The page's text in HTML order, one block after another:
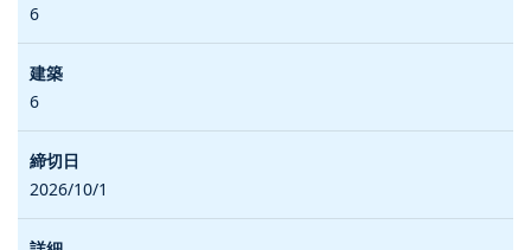
6
6
2026/10/1